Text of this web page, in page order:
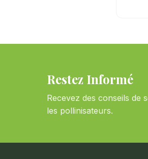
Restez Informé
Recevez des conseils de
les pollinisateurs.